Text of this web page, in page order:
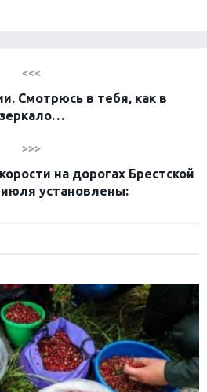
<<<
Смотрюсь в тебя, как в
зеркало…
>>>
на дорогах Брестской
июля установлены: